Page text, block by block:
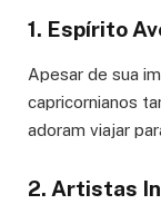
1. Espírito
Apesar de sua
capricornianos
adoram viajar
2. Artistas